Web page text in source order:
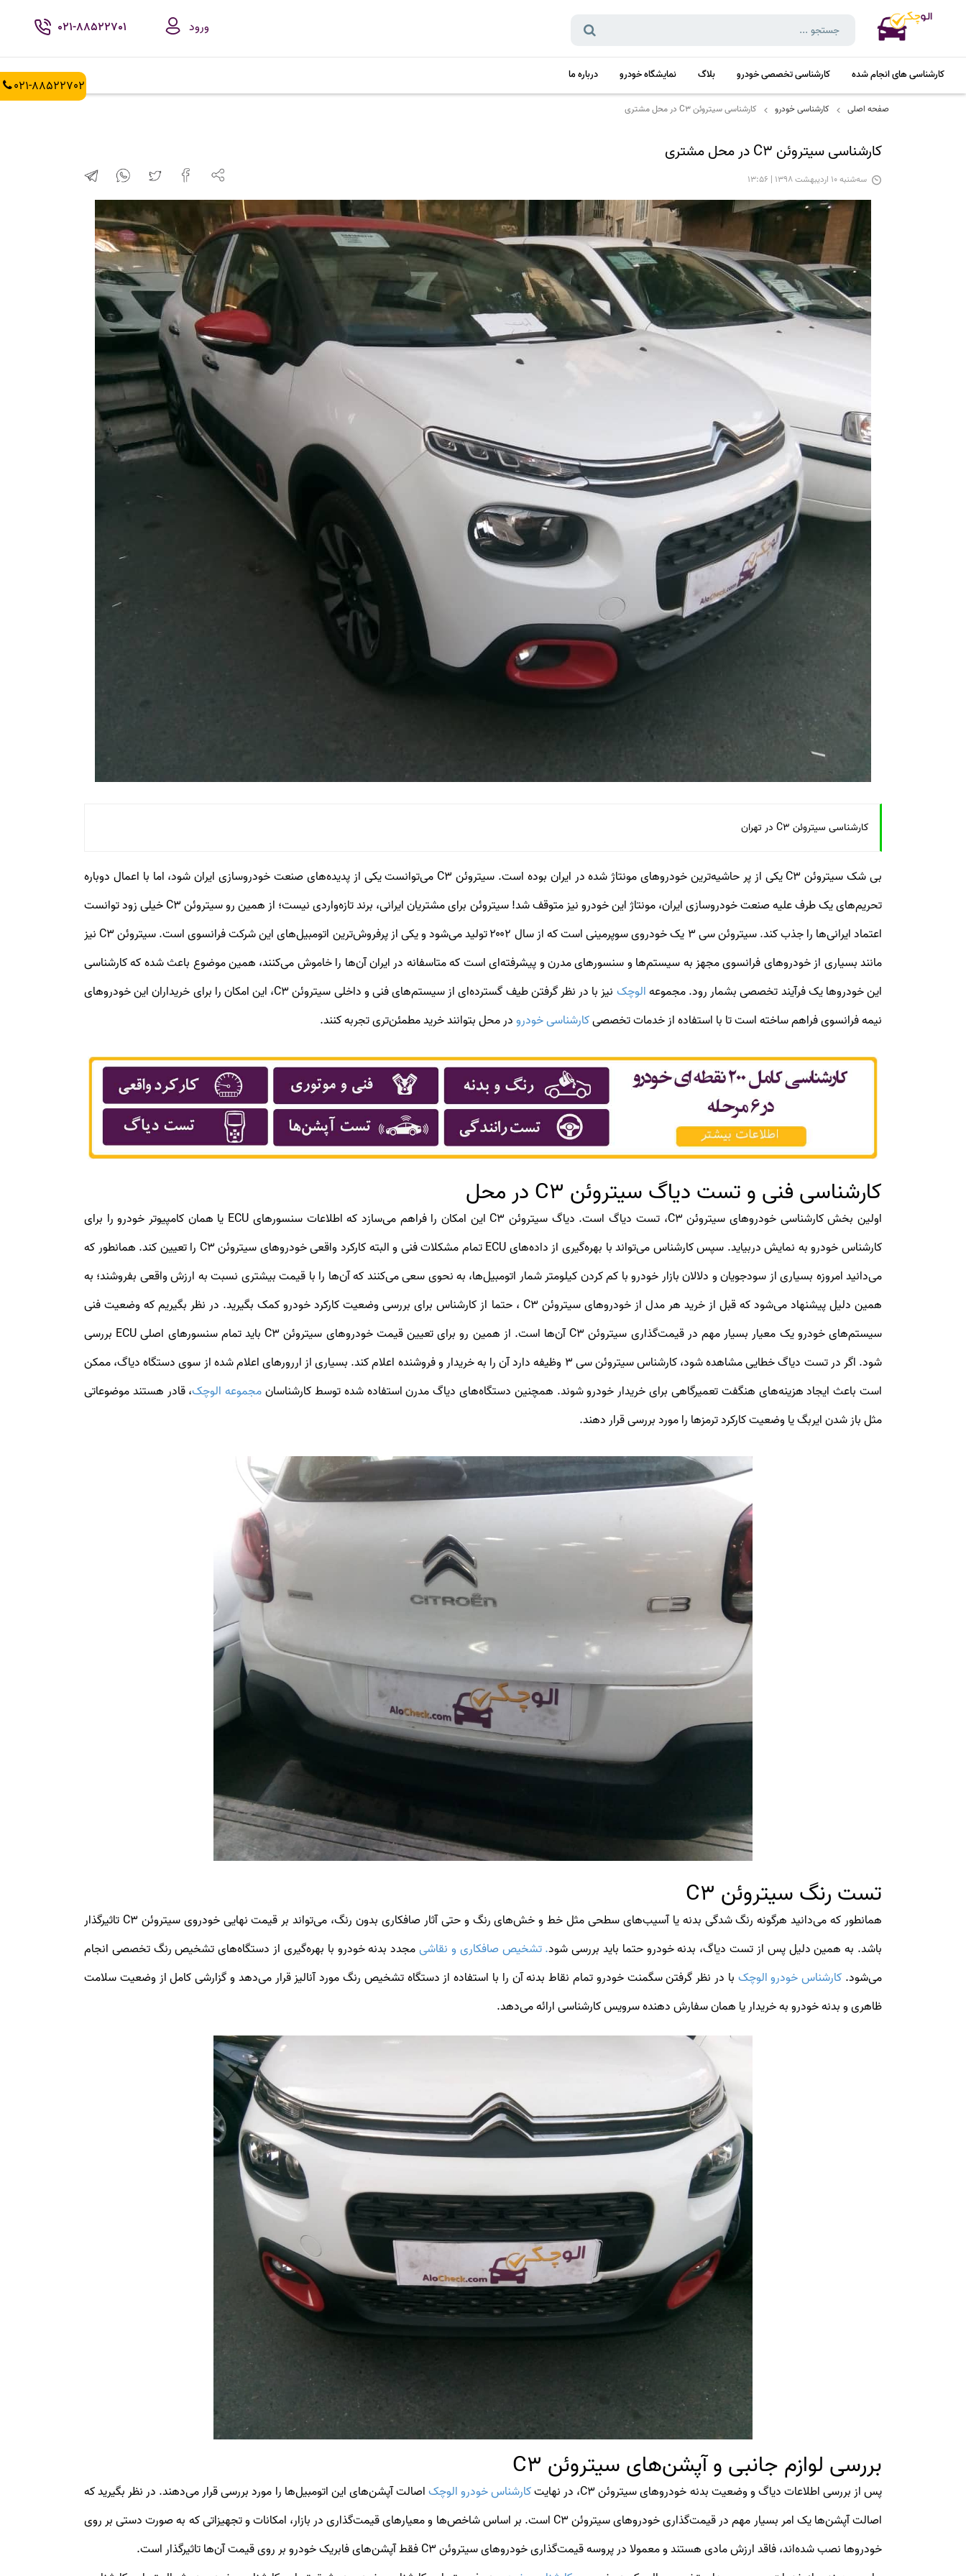
ورود 021-88522701
کارشناسی های انجام شده کارشناسی تخصصی خودرو بلاگ نمایشگاه خودرو درباره ما
021-88522702
صفحه اصلی کارشناسی خودرو کارشناسی سیتروئن C3 در محل مشتری
کارشناسی سیتروئن C3 در محل مشتری
سه‌شنبه 10 اردیبهشت 1398 | 13:56
کارشناسی سیتروئن C3 در تهران
بی شک سیتروئن C3 یکی از پر حاشیه‌ترین خودروهای مونتاژ شده در ایران بوده است. سیتروئن C3 می‌توانست یکی از پدیده‌های صنعت خودروسازی ایران شود، اما با اعمال دوباره
تحریم‌های یک طرف علیه صنعت خودروسازی ایران، مونتاژ این خودرو نیز متوقف شد! سیتروئن برای مشتریان ایرانی، برند تازه‌واردی نیست؛ از همین رو سیتروئن C3 خیلی زود توانست
اعتماد ایرانی‌ها را جذب کند. سیتروئن سی 3 یک خودروی سوپرمینی است که از سال ۲۰۰۲ تولید می‌شود و یکی از پرفروش‌ترین اتومبیل‌های این شرکت فرانسوی است. سیتروئن C3 نیز
مانند بسیاری از خودروهای فرانسوی مجهز به سیستم‌ها و سنسورهای مدرن و پیشرفته‌ای است که متاسفانه در ایران آن‌ها را خاموش می‌کنند، همین موضوع باعث شده که کارشناسی
این خودروها یک فرآیند تخصصی بشمار رود. مجموعهالوچک
نیز با در نظر گرفتن طیف گسترده‌ای از سیستم‌های فنی و داخلی سیتروئن C3، این امکان را برای خریداران این خودروهای
نیمه فرانسوی فراهم ساخته است تا با استفاده از خدمات تخصصیکارشناسی خودرودر محل بتوانند خرید مطمئن‌تری تجربه کنند.
کارشناسی فنی و تست دیاگ سیتروئن C3 در محل
اولین بخش کارشناسی خودروهای سیتروئن C3، تست دیاگ است. دیاگ سیتروئن C3 این امکان را فراهم می‌سازد که اطلاعات سنسورهای ECU یا همان کامپیوتر خودرو را برای
کارشناس خودرو به نمایش دربیاید. سپس کارشناس می‌تواند با بهره‌گیری از داده‌های ECU تمام مشکلات فنی و البته کارکرد واقعی خودروهای سیتروئن C3 را تعیین کند. همانطور که
می‌دانید امروزه بسیاری از سودجویان و دلالان بازار خودرو با کم کردن کیلومتر شمار اتومبیل‌ها، به نحوی سعی می‌کنند که آن‌ها را با قیمت بیشتری نسبت به ارزش واقعی بفروشند؛ به
همین دلیل پیشنهاد می‌شود که قبل از خرید هر مدل از خودروهای سیتروئن C3 ، حتما از کارشناس برای بررسی وضعیت کارکرد خودرو کمک بگیرید. در نظر بگیریم که وضعیت فنی
سیستم‌های خودرو یک معیار بسیار مهم در قیمت‌گذاری سیتروئن C3 آن‌ها است. از همین رو برای تعیین قیمت خودروهای سیتروئن C3 باید تمام سنسورهای اصلی ECU بررسی
شود. اگر در تست دیاگ خطایی مشاهده شود، کارشناس سیتروئن سی 3 وظیفه دارد آن را به خریدار و فروشنده اعلام کند. بسیاری از اررورهای اعلام شده از سوی دستگاه دیاگ، ممکن
است باعث ایجاد هزینه‌های هنگفت تعمیرگاهی برای خریدار خودرو شوند. همچنین دستگاه‌های دیاگ مدرن استفاده شده توسط کارشناسانمجموعه الوچک، قادر هستند موضوعاتی
مثل باز شدن ایربگ یا وضعیت کارکرد ترمزها را مورد بررسی قرار دهند.
تست رنگ سیتروئن C3
همانطور که می‌دانید هرگونه رنگ شدگی بدنه یا آسیب‌های سطحی مثل خط و خش‌های رنگ و حتی آثار صافکاری بدون رنگ، می‌تواند بر قیمت نهایی خودروی سیتروئن C3 تاثیرگذار
باشد. به همین دلیل پس از تست دیاگ، بدنه خودرو حتما باید بررسی شود. تشخیص صافکاری و نقاشیمجدد بدنه خودرو با بهره‌گیری از دستگاه‌های تشخیص رنگ تخصصی انجام
می‌شود. کارشناس خودرو الوچک با در نظر گرفتن سگمنت خودرو تمام نقاط بدنه آن را با استفاده از دستگاه تشخیص رنگ مورد آنالیز قرار می‌دهد و گزارشی کامل از وضعیت سلامت
ظاهری و بدنه خودرو به خریدار یا همان سفارش دهنده سرویس کارشناسی ارائه می‌دهد.
بررسی لوازم جانبی و آپشن‌های سیتروئن C3
پس از بررسی اطلاعات دیاگ و وضعیت بدنه خودروهای سیتروئن C3، در نهایت کارشناس خودرو الوچکاصالت آپشن‌های این اتومبیل‌ها را مورد بررسی قرار می‌دهند. در نظر بگیرید که
اصالت آپشن‌ها یک امر بسیار مهم در قیمت‌گذاری خودروهای سیتروئن C3 است. بر اساس شاخص‌ها و معیارهای قیمت‌گذاری در بازار، امکانات و تجهیزاتی که به صورت دستی بر روی
خودروها نصب شده‌اند، فاقد ارزش مادی هستند و معمولا در پروسه قیمت‌گذاری خودروهای سیتروئن C3 فقط آپشن‌های فابریک خودرو بر روی قیمت آن‌ها تاثیرگذار است.